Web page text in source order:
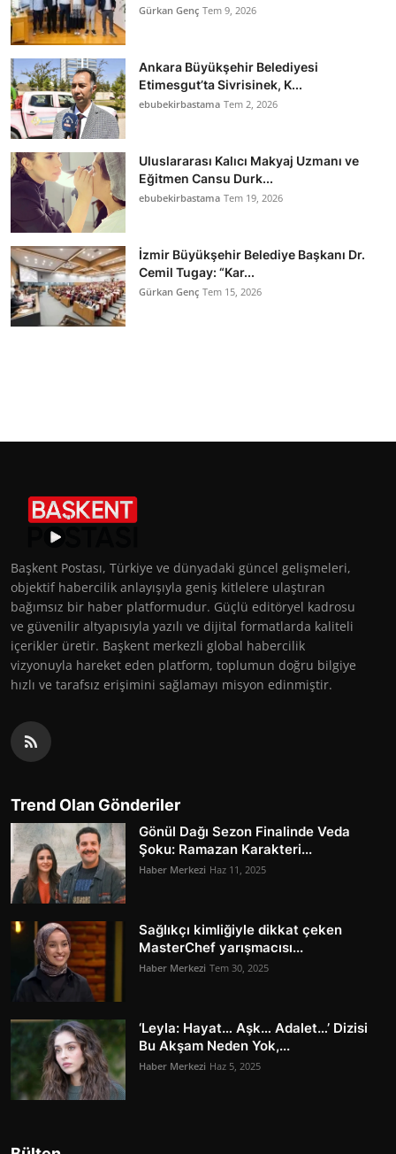
Gürkan Genç Tem 9, 2026
Ankara Büyükşehir Belediyesi
Etimesgut’ta Sivrisinek, K...
ebubekirbastama Tem 2, 2026
Uluslararası Kalıcı Makyaj Uzmanı ve
Eğitmen Cansu Durk...
ebubekirbastama Tem 19, 2026
İzmir Büyükşehir Belediye Başkanı Dr.
Cemil Tugay: “Kar...
Gürkan Genç Tem 15, 2026
Başkent Postası, Türkiye ve dünyadaki güncel gelişmeleri,
objektif habercilik anlayışıyla geniş kitlelere ulaştıran
bağımsız bir haber platformudur. Güçlü editöryel kadrosu
ve güvenilir altyapısıyla yazılı ve dijital formatlarda kaliteli
içerikler üretir. Başkent merkezli global habercilik
vizyonuyla hareket eden platform, toplumun doğru bilgiye
hızlı ve tarafsız erişimini sağlamayı misyon edinmiştir.
Trend Olan Gönderiler
Gönül Dağı Sezon Finalinde Veda
Şoku: Ramazan Karakteri...
Haber Merkezi Haz 11, 2025
Sağlıkçı kimliğiyle dikkat çeken
MasterChef yarışmacısı...
Haber Merkezi Tem 30, 2025
‘Leyla: Hayat… Aşk… Adalet…’ Dizisi
Bu Akşam Neden Yok,...
Haber Merkezi Haz 5, 2025